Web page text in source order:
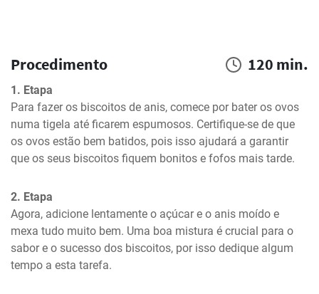
Procedimento 120 min.
1. Etapa
Para fazer os biscoitos de anis, comece por bater os ovos
numa tigela até ficarem espumosos. Certifique-se de que
os ovos estão bem batidos, pois isso ajudará a garantir
que os seus biscoitos fiquem bonitos e fofos mais tarde.
2. Etapa
Agora, adicione lentamente o açúcar e o anis moído e
mexa tudo muito bem. Uma boa mistura é crucial para o
sabor e o sucesso dos biscoitos, por isso dedique algum
tempo a esta tarefa.